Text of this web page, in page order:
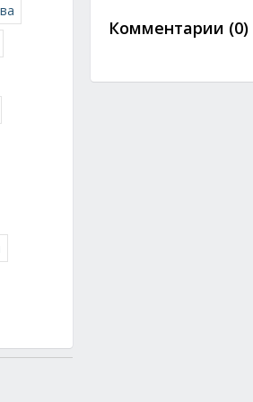
Комментарии (0)